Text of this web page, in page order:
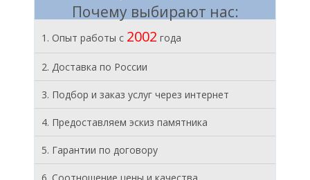
Почему выбирают нас:
1. Опыт работы с 2002 года
2. Доставка по России
3. Подбор и заказ услуг через интернет
4. Предоставляем эскиз памятника
5. Гарантии по договору